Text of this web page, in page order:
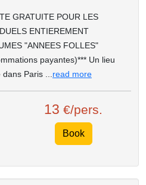
GRATUITE POUR LES
ENTIEREMENT
"ANNEES FOLLES"
payantes)*** Un lieu
Paris ... read more
13 €/pers.
Book